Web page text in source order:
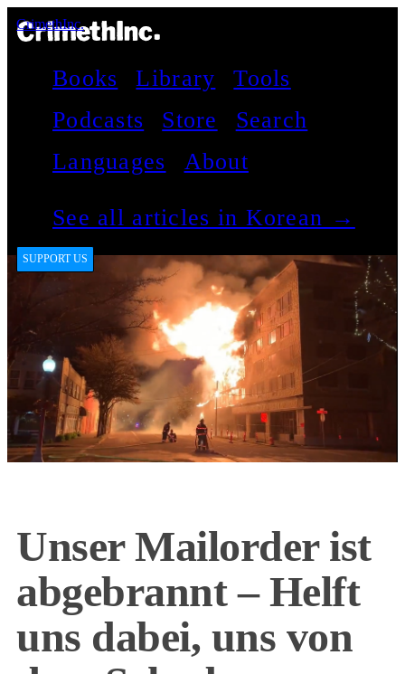
CrimethInc.
Books Library
Tools
Podcasts
Store
Search
Languages
About
See all articles in Korean →
SUPPORT US
Unser Mailorder ist
abgebrannt – Helft
uns dabei, uns von